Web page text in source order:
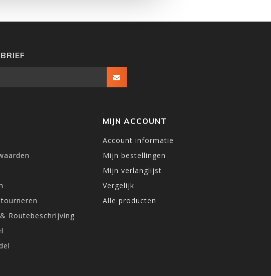
Routebeschrijving
MIJN ACCOUNT
Account informatie
Mijn bestellingen
Mijn verlanglijst
Vergelijk
Alle producten